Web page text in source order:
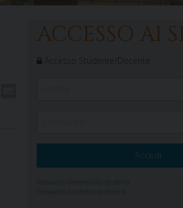
ACCESSO AI
Password dimenticata studenti
Password dimenticata docenti